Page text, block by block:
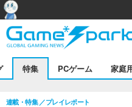
特集 PCゲーム 家庭
連載・特集 プレイレポート